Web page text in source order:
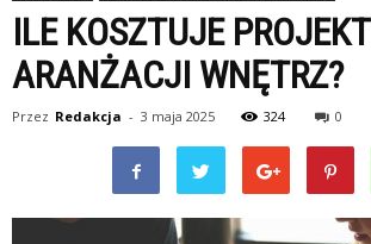
ILE KOSZTUJE PROJEKT
ARANŻACJI WNĘTRZ?
Przez Redakcja - 3 maja 2025 324 0